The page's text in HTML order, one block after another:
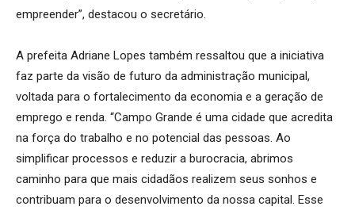
empreender”, destacou o secretário.
A prefeita Adriane Lopes também ressaltou que a iniciativa
faz parte da visão de futuro da administração municipal,
voltada para o fortalecimento da economia e a geração de
emprego e renda. “Campo Grande é uma cidade que acredita
na força do trabalho e no potencial das pessoas. Ao
simplificar processos e reduzir a burocracia, abrimos
caminho para que mais cidadãos realizem seus sonhos e
contribuam para o desenvolvimento da nossa capital. Esse